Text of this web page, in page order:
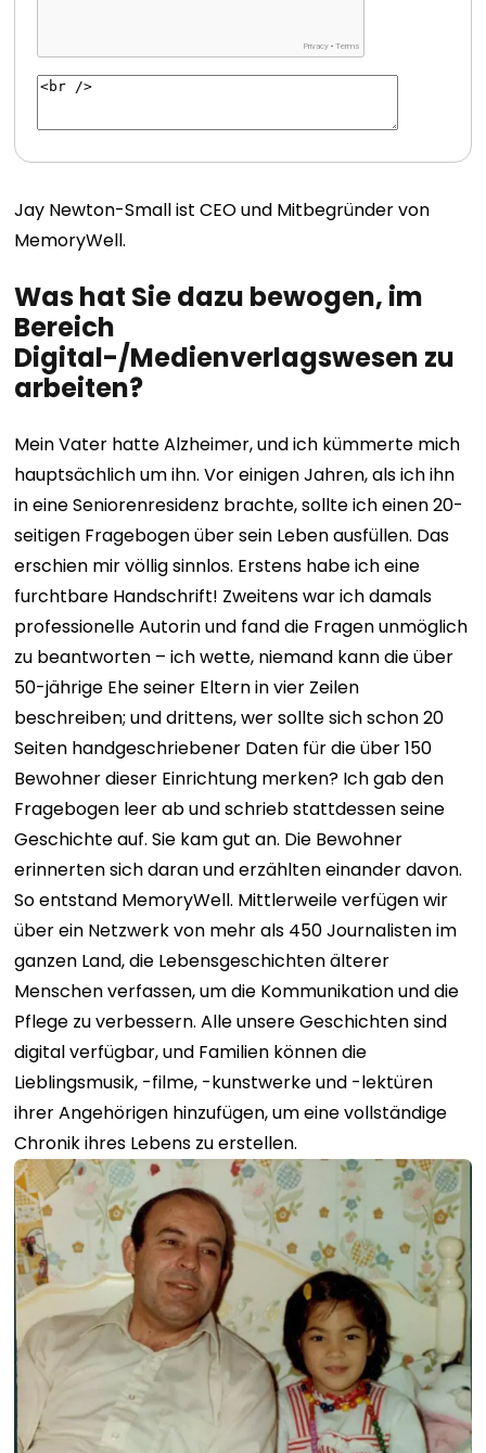
Jay Newton-Small ist CEO und Mitbegründer von
MemoryWell.
Was hat Sie dazu bewogen, im
Bereich
Digital-/Medienverlagswesen zu
arbeiten?
Mein Vater hatte Alzheimer, und ich kümmerte mich
hauptsächlich um ihn. Vor einigen Jahren, als ich ihn
in eine Seniorenresidenz brachte, sollte ich einen 20-
seitigen Fragebogen über sein Leben ausfüllen. Das
erschien mir völlig sinnlos. Erstens habe ich eine
furchtbare Handschrift! Zweitens war ich damals
professionelle Autorin und fand die Fragen unmöglich
zu beantworten – ich wette, niemand kann die über
50-jährige Ehe seiner Eltern in vier Zeilen
beschreiben; und drittens, wer sollte sich schon 20
Seiten handgeschriebener Daten für die über 150
Bewohner dieser Einrichtung merken? Ich gab den
Fragebogen leer ab und schrieb stattdessen seine
Geschichte auf. Sie kam gut an. Die Bewohner
erinnerten sich daran und erzählten einander davon.
So entstand MemoryWell. Mittlerweile verfügen wir
über ein Netzwerk von mehr als 450 Journalisten im
ganzen Land, die Lebensgeschichten älterer
Menschen verfassen, um die Kommunikation und die
Pflege zu verbessern. Alle unsere Geschichten sind
digital verfügbar, und Familien können die
Lieblingsmusik, -filme, -kunstwerke und -lektüren
ihrer Angehörigen hinzufügen, um eine vollständige
Chronik ihres Lebens zu erstellen.